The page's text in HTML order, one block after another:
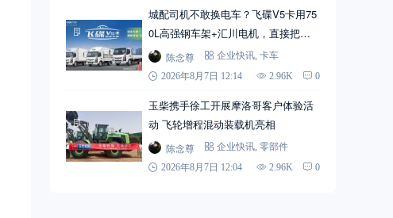
城配司机不敢换电车？飞碟V5卡用75
0L高强钢车架+汇川电机，直接把信
心拉满陈念尊 企业快讯 卡车
2026年8月7日 12:14
2.96K 0
玉柴携手徐工开展摩洛哥客户体验活
动 飞轮增程混动装载机亮相
陈念尊 企业快讯 零部件
2026年8月7日 12:04
2.96K 0